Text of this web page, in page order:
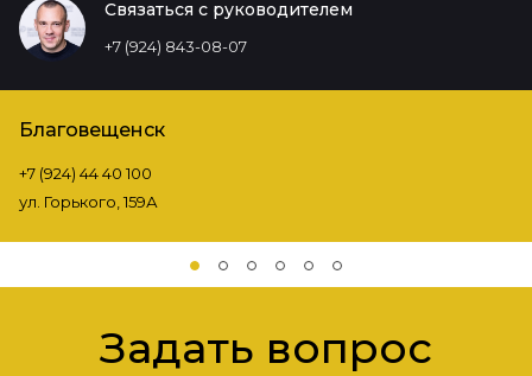
Связаться с руководителем
+7 (924) 843-08-07
Благовещенск
+7 (924) 44 40 100
ул. Горького, 159А
Задать вопрос